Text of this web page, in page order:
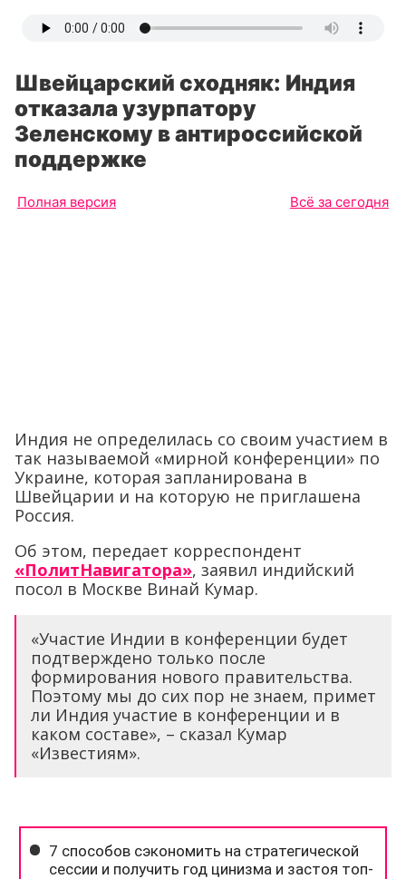
Швейцарский сходняк: Индия
отказала узурпатору
Зеленскому в антироссийской
поддержке
Полная версия Всё за сегодня
Индия не определилась со своим участием в
так называемой «мирной конференции» по
Украине, которая запланирована в
Швейцарии и на которую не приглашена
Россия.
Об этом, передает корреспондент
«ПолитНавигатора», заявил индийский
посол в Москве Винай Кумар.
«Участие Индии в конференции будет
подтверждено только после
формирования нового правительства.
Поэтому мы до сих пор не знаем, примет
ли Индия участие в конференции и в
каком составе», – сказал Кумар
«Известиям».